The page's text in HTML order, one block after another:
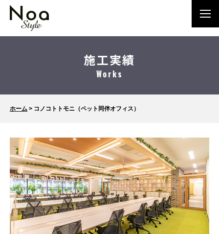
施工実績
Works
ホーム > コノコトトモニ（ペット同伴オフィス）